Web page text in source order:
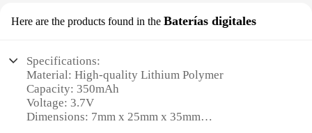
Here are the products found in the Baterías digitales
Specifications:
Material: High-quality Lithium Polymer
Capacity: 350mAh
Voltage: 3.7V
Dimensions: 7mm x 25mm x 35mm